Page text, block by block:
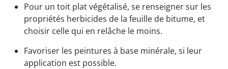
Pour un toit plat végétalisé, se renseigner sur les
propriétés herbicides de la feuille de bitume, et
choisir celle qui en relâche le moins.
Favoriser les peintures à base minérale, si leur
application est possible.